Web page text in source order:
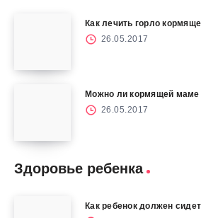
Как лечить горло
26.05.2017
Можно ли кормящей маме
26.05.2017
Здоровье ребенка
Как ребенок должен